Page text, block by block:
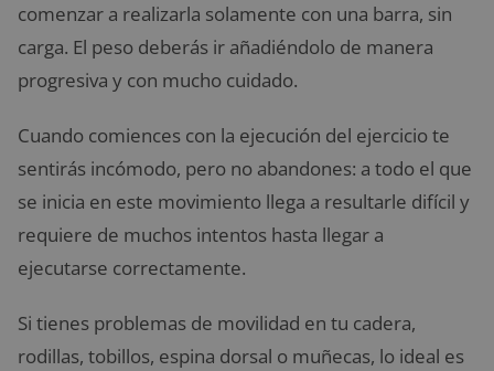
comenzar a realizarla solamente con una barra, sin
carga. El peso deberás ir añadiéndolo de manera
progresiva y con mucho cuidado.
Cuando comiences con la ejecución del ejercicio te
sentirás incómodo, pero no abandones: a todo el que
se inicia en este movimiento llega a resultarle difícil y
requiere de muchos intentos hasta llegar a
ejecutarse correctamente.
Si tienes problemas de movilidad en tu cadera,
rodillas, tobillos, espina dorsal o muñecas, lo ideal es